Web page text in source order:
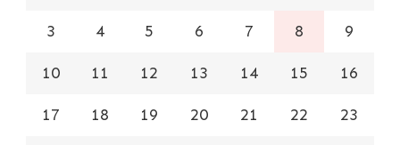
3 4 5 6 7 8 9
10 11 12 13 14 15 16
17 18 19 20 21 22 23